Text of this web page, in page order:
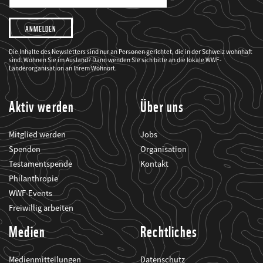
Adresse
Ich
möchte,
dass
der
WWF
mich
über
seine
Projekte
informiert.
Die Inhalte des Newsletters sind nur an Personen gerichtet, die in der Schweiz wohnhaft
sind. Wohnen Sie im Ausland? Dann wenden Sie sich bitte an die lokale WWF-
Länderorganisation an Ihrem Wohnort.
Aktiv werden
Mitglied werden
Spenden
Testamentspende
Philanthropie
WWF-Events
Freiwillig arbeiten
Über uns
Jobs
Organisation
Kontakt
Medien
Medienmitteilungen
Rechtliches
Datenschutz